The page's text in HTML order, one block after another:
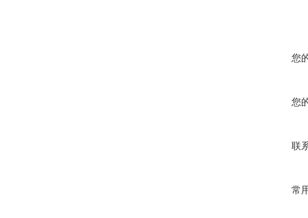
您
您
联
常